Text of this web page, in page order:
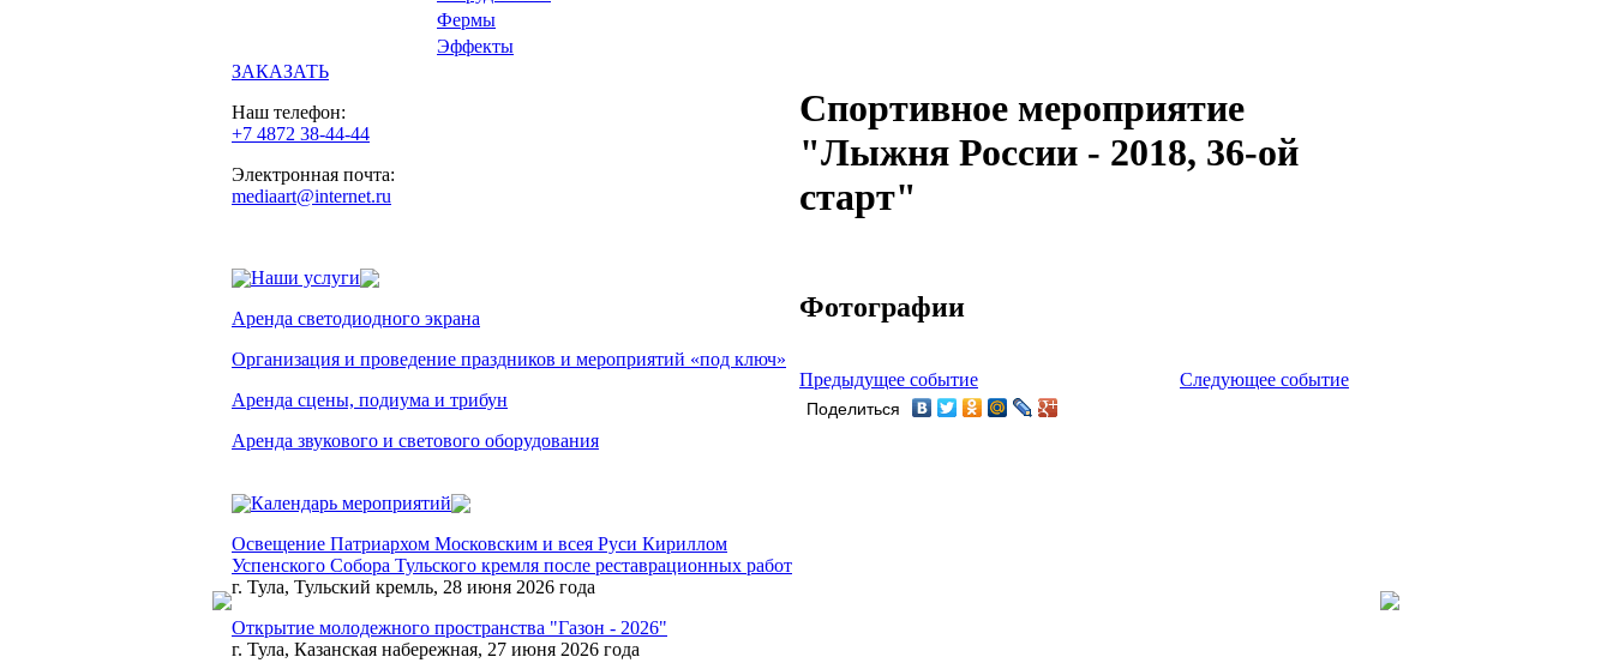
Фермы
Эффекты
ЗАКАЗАТЬ
Наш телефон:
+7 4872 38-44-44
Электронная почта:
mediaart@internet.ru
Наши услуги
Аренда светодиодного экрана
Организация и проведение праздников и мероприятий «под ключ»
Аренда сцены, подиума и трибун
Аренда звукового и светового оборудования
Календарь мероприятий
Освещение Патриархом Московским и всея Руси Кириллом
Успенского Собора Тульского кремля после реставрационных работ
г. Тула, Тульский кремль, 28 июня 2026 года
Открытие молодежного пространства "Газон - 2026"
г. Тула, Казанская набережная, 27 июня 2026 года
Спортивное мероприятие
"Лыжня России - 2018, 36-ой
старт"
Фотографии
Предыдущее событие Следующее событие
Поделиться